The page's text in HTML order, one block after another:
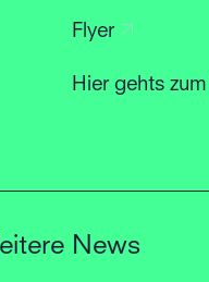
Flyer
Hier gehts
News